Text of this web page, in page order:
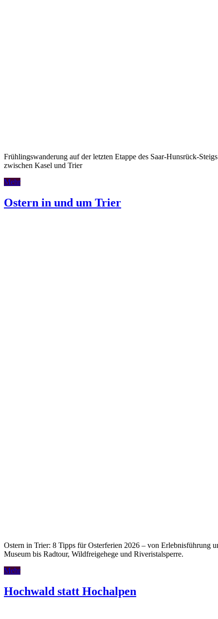
Frühlingswanderung auf der letzten Etappe des Saar-Hunsrück-Steigs
zwischen Kasel und Trier
Mehr
Ostern in und um Trier
Ostern in Trier: 8 Tipps für Osterferien 2026 – von Erlebnisführung
Museum bis Radtour, Wildfreigehege und Riveristalsperre.
Mehr
Hochwald statt Hochalpen